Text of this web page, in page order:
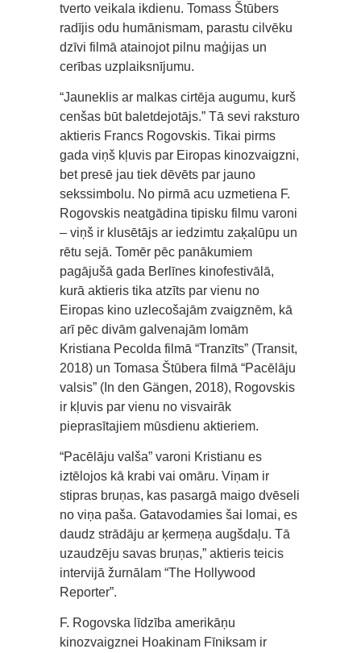
tverto veikala ikdienu. Tomass Štūbers
radījis odu humānismam, parastu cilvēku
dzīvi filmā atainojot pilnu maģijas un
cerības uzplaiksnījumu.
“Jauneklis ar malkas cirtēja augumu, kurš
cenšas būt baletdejotājs.” Tā sevi raksturo
aktieris Francs Rogovskis. Tikai pirms
gada viņš kļuvis par Eiropas kinozvaigzni,
bet presē jau tiek dēvēts par jauno
sekssimbolu. No pirmā acu uzmetiena F.
Rogovskis neatgādina tipisku filmu varoni
– viņš ir klusētājs ar iedzimtu zaķalūpu un
rētu sejā. Tomēr pēc panākumiem
pagājušā gada Berlīnes kinofestivālā,
kurā aktieris tika atzīts par vienu no
Eiropas kino uzlecošajām zvaigznēm, kā
arī pēc divām galvenajām lomām
Kristiana Pecolda filmā “Tranzīts” (Transit,
2018) un Tomasa Štūbera filmā “Pacēlāju
valsis” (In den Gängen, 2018), Rogovskis
ir kļuvis par vienu no visvairāk
pieprasītajiem mūsdienu aktieriem.
“Pacēlāju valša” varoni Kristianu es
iztēlojos kā krabi vai omāru. Viņam ir
stipras bruņas, kas pasargā maigo dvēseli
no viņa paša. Gatavodamies šai lomai, es
daudz strādāju ar ķermeņa augšdaļu. Tā
uzaudzēju savas bruņas,” aktieris teicis
intervijā žurnālam “The Hollywood
Reporter”.
F. Rogovska līdzība amerikāņu
kinozvaigznei Hoakinam Fīniksam ir